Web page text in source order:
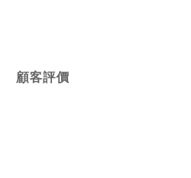
顧客評價